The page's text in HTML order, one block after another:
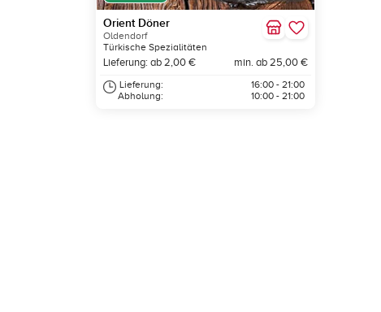
Orient Döner
Oldendorf
Türkische Spezialitäten
Lieferung: ab 2,00 € min. ab 25,00 €
Lieferung:
Abholung:
16:00 - 21:00
10:00 - 21:00